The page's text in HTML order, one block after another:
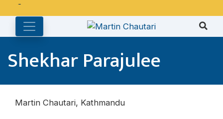
अङ्ग्रेजी महिनाको प्रत्येक दोस्रो र चौथो शुक्रबार मार्टिन चौतारी र यसको
पुस्तकालय बन्द रहने छ ।
Shekhar Parajulee
Martin Chautari, Kathmandu